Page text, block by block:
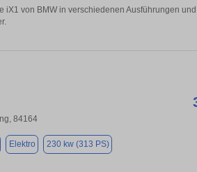
von BMW in verschiedenen Ausführungen
84164
Elektro 230 kw (313 PS)